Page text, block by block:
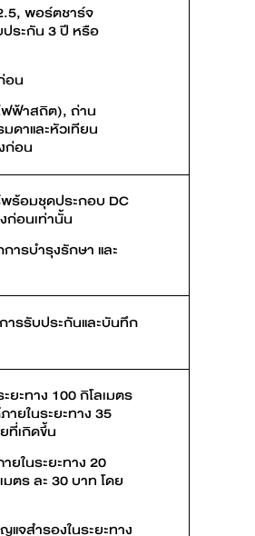
พอร์ตชาร์จ
ระกัน 3 ปี หรือ
อน
ฟฟ้าสถิต), ถ่าน
ดาและหัวเทียน
ก่อน
ร้อมชุดประกอบ DC
ก่อนเท่านั้น
ารบำรุงรักษา และ
ารรับประกันและบันทึก
ะทาง 100 กิโลเมตร
ยในระยะทาง 35
ที่เกิดขึ้น
ในระยะทาง 20
ตร ละ 30 บาท โดย
จสำรองในระยะทาง